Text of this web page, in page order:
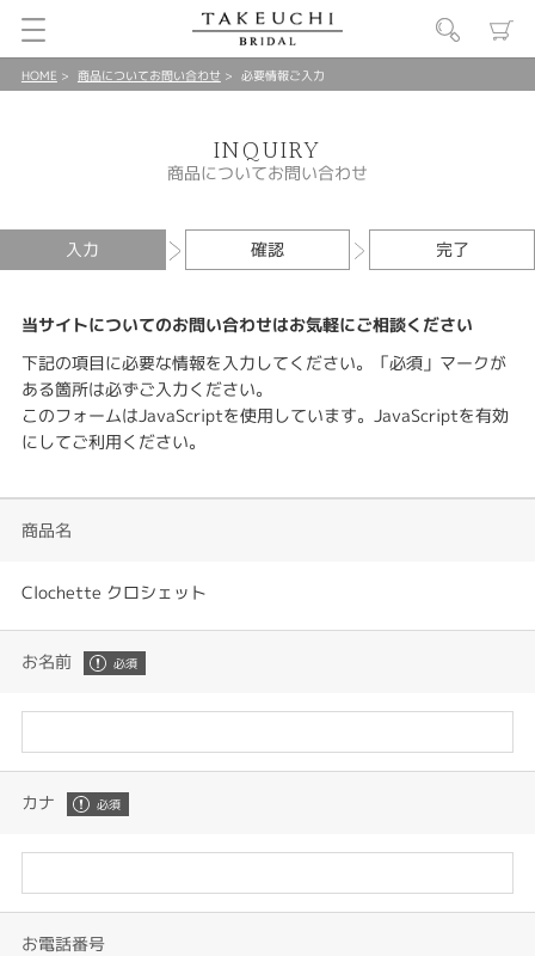
HOME 商品についてお問い合わせ 必要情報ご入力
INQUIRY
商品についてお問い合わせ
入力 確認 完了
当サイトについてのお問い合わせはお気軽にご相談ください
下記の項目に必要な情報を入力してください。「必須」マークが
ある箇所は必ずご入力ください。
このフォームはJavaScriptを使用しています。JavaScriptを有効
にしてご利用ください。
商品名
Clochette クロシェット
お名前
カナ
お電話番号